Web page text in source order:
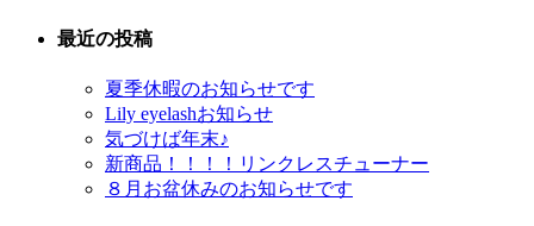
最近の投稿
夏季休暇のお知らせです
Lily eyelashお知らせ
気づけば年末♪
新商品！！！！リンクレスチューナー
８月お盆休みのお知らせです